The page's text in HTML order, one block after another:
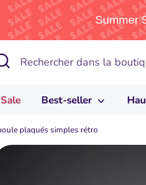
Summer
Sale Best-seller
plaqués simples rétro